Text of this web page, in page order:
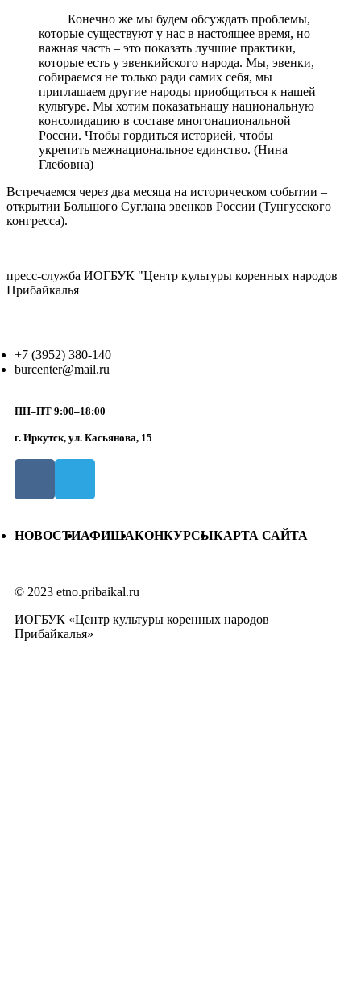
Конечно же мы будем обсуждать проблемы,
которые существуют у нас в настоящее время, но
важная часть – это показать лучшие практики,
которые есть у эвенкийского народа. Мы, эвенки,
собираемся не только ради самих себя, мы
приглашаем другие народы приобщиться к нашей
культуре. Мы хотим показатьнашу национальную
консолидацию в составе многонациональной
России. Чтобы гордиться историей, чтобы
укрепить межнациональное единство. (Нина
Глебовна)
Встречаемся через два месяца на историческом событии –
открытии Большого Суглана эвенков России (Тунгусского
конгресса).
пресс-служба ИОГБУК "Центр культуры коренных народов
Прибайкалья
+7 (3952) 380-140
burcenter@mail.ru
ПН–ПТ 9:00–18:00
г. Иркутск, ул. Касьянова, 15
НОВОСТИАФИШАКОНКУРСЫКАРТА САЙТА
© 2023 etno.pribaikal.ru
ИОГБУК «Центр культуры коренных народов
Прибайкалья»